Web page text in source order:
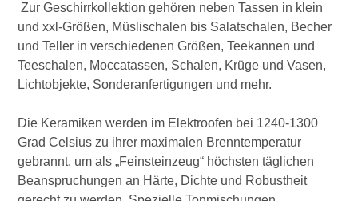
Zur Geschirrkollektion gehören neben Tassen in klein
und xxl-Größen, Müslischalen bis Salatschalen, Becher
und Teller in verschiedenen Größen, Teekannen und
Teeschalen, Moccatassen, Schalen, Krüge und Vasen,
Lichtobjekte, Sonderanfertigungen und mehr.
Die Keramiken werden im Elektroofen bei 1240-1300
Grad Celsius zu ihrer maximalen Brenntemperatur
gebrannt, um als „Feinsteinzeug“ höchsten täglichen
Beanspruchungen an Härte, Dichte und Robustheit